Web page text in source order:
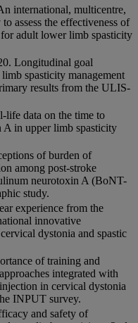
international, multicentre,
assess the effectiveness of
adult lower limb spasticity
Longitudinal goal
spasticity management
results from the ULIS-
life data on the time to
in upper limb spasticity
of burden of
among post-stroke
neurotoxin A (BoNT-
study.
experience from the
innovative
dystonia and spastic
of training and
integrated with
in cervical dystonia
INPUT survey.
and safety of